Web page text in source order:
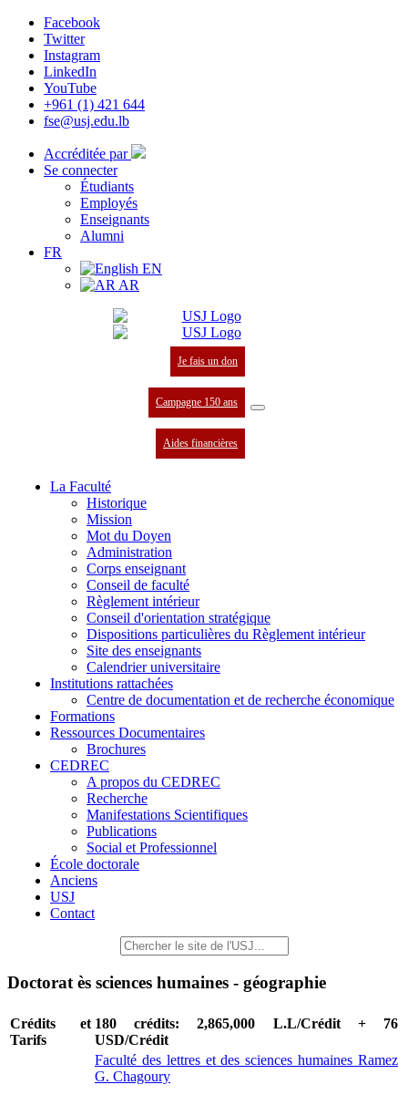
Facebook
Twitter
Instagram
LinkedIn
YouTube
+961 (1) 421 644
fse@usj.edu.lb
Accréditée par
Se connecter
Étudiants
Employés
Enseignants
Alumni
FR
EN
AR
Je fais un don
Campagne 150 ans
Aides financières
La Faculté
Historique
Mission
Mot du Doyen
Administration
Corps enseignant
Conseil de faculté
Règlement intérieur
Conseil d'orientation stratégique
Dispositions particulières du Règlement intérieur
Site des enseignants
Calendrier universitaire
Institutions rattachées
Centre de documentation et de recherche économique
Formations
Ressources Documentaires
Brochures
CEDREC
A propos du CEDREC
Recherche
Manifestations Scientifiques
Publications
Social et Professionnel
École doctorale
Anciens
USJ
Contact
Doctorat ès sciences humaines - géographie
Crédits et
Tarifs
180 crédits: 2,865,000 L.L/Crédit + 76
USD/Crédit
Faculté des lettres et des sciences humaines Ramez
G. Chagoury